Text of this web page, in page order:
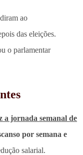
ao
das eleições.
o parlamentar
a jornada semanal de
por semana e
salarial.